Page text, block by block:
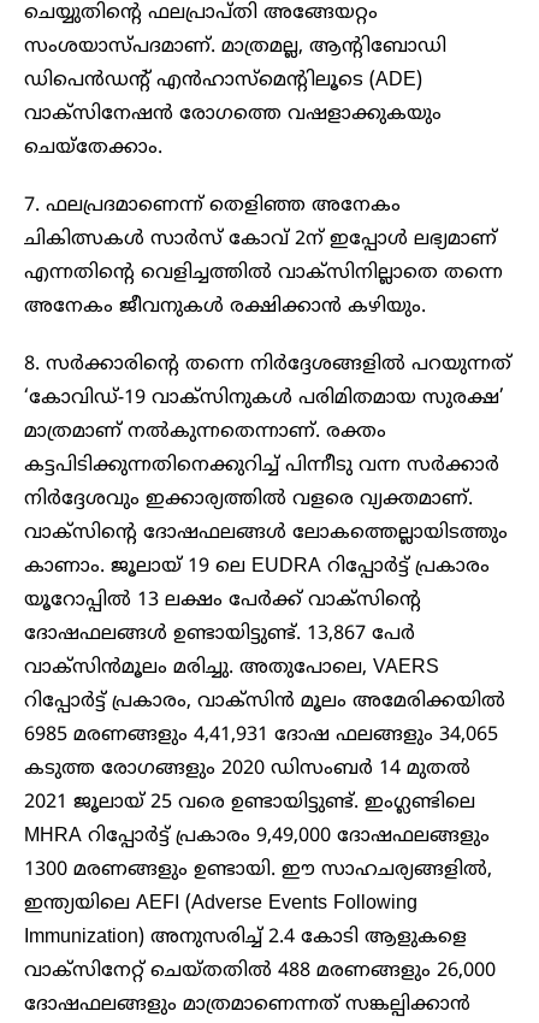
ചെയ്യുതിന്റെ ഫലപ്രാപ്തി അങ്ങേയറ്റം
സംശയാസ്പദമാണ്. മാത്രമല്ല, ആന്റിബോഡി
ഡിപെന്‍ഡന്റ് എന്‍ഹാസ്‌മെന്റിലൂടെ (ADE)
വാക്‌സിനേഷന്‍ രോ​ഗത്തെ വഷളാക്കുകയും
ചെയ്‌തേക്കാം.
7. ഫലപ്രദമാണെന്ന് തെളിഞ്ഞ അനേകം
ചികിത്സകള്‍ സാര്‍സ് കോവ് 2ന് ഇപ്പോള്‍ ലഭ്യമാണ്
എന്നതിന്റെ വെളിച്ചത്തില്‍ വാക്‌സിനില്ലാതെ തന്നെ
അനേകം ജീവനുകള്‍ രക്ഷിക്കാന്‍ കഴിയും.
8. സര്‍ക്കാരിന്റെ തന്നെ നിര്‍ദ്ദേശങ്ങളില്‍ പറയുന്നത്
‘കോവിഡ്-19 വാക്‌സിനുകള്‍ പരിമിതമായ സുരക്ഷ’
മാത്രമാണ് നല്‍കുന്നതെന്നാണ്. രക്തം
കട്ടപിടിക്കുന്നതിനെക്കുറിച്ച് പിന്നീടു വന്ന സര്‍ക്കാര്‍
നിര്‍ദ്ദേശവും ഇക്കാര്യത്തില്‍ വളരെ വ്യക്തമാണ്.
വാക്‌സിന്റെ ദോഷഫലങ്ങള്‍ ലോകത്തെല്ലായിടത്തും
കാണാം. ജൂലായ് 19 ലെ EUDRA റിപ്പോര്‍ട്ട് പ്രകാരം
യൂറോപ്പില്‍ 13 ലക്ഷം പേര്‍ക്ക് വാക്‌സിന്റെ
ദോഷഫലങ്ങള്‍ ഉണ്ടായിട്ടുണ്ട്. 13,867 പേര്‍
വാക്‌സിന്‍മൂലം മരിച്ചു. അതുപോലെ, VAERS
റിപ്പോര്‍ട്ട് പ്രകാരം, വാക്‌സിന്‍ മൂലം അമേരിക്കയില്‍
6985 മരണങ്ങളും 4,41,931 ദോഷ ഫലങ്ങളും 34,065
കടുത്ത രോഗങ്ങളും 2020 ഡിസംബര്‍ 14 മുതല്‍
2021 ജൂലായ് 25 വരെ ഉണ്ടായിട്ടുണ്ട്. ഇംഗ്ലണ്ടിലെ
MHRA റിപ്പോര്‍ട്ട് പ്രകാരം 9,49,000 ദോഷഫലങ്ങളും
1300 മരണങ്ങളും ഉണ്ടായി. ഈ സാഹചര്യങ്ങളില്‍,
ഇന്ത്യയിലെ AEFI (Adverse Events Following
Immunization) അനുസരിച്ച് 2.4 കോടി ആളുകളെ
വാക്‌സിനേറ്റ് ചെയ്തതില്‍ 488 മരണങ്ങളും 26,000
ദോഷഫലങ്ങളും മാത്രമാണെന്നത് സങ്കല്പിക്കാന്‍